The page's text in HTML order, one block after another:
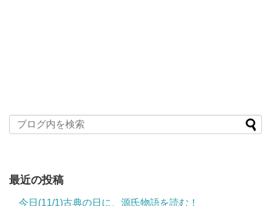
最近の投稿
今日(11/1)古典の日に、源氏物語を読む！